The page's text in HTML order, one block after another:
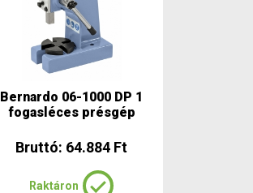
Bernardo 06-1000 DP 1
fogasléces présgép
Bruttó: 64.884 Ft
Raktáron